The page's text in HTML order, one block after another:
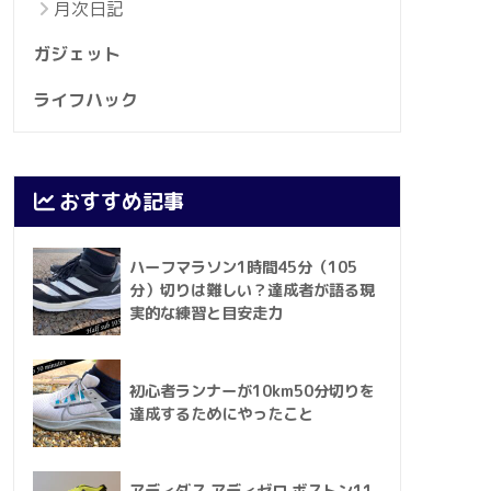
月次日記
ガジェット
ライフハック
おすすめ記事
ハーフマラソン1時間45分（105
分）切りは難しい？達成者が語る現
実的な練習と目安走力
初心者ランナーが10km50分切りを
達成するためにやったこと